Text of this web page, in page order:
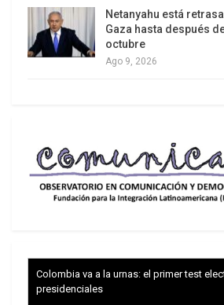
delegaciones iraní y
cabo una ronda de
Islamabad, Pakistán, el 11 y 12 de
intercambiado varias propuestas
condiciones para poner fin al
Netanyahu está
Gaza hasta después
octubre
Ago 9, 2026
Colombia va a la urnas: el primer test
presidenciales